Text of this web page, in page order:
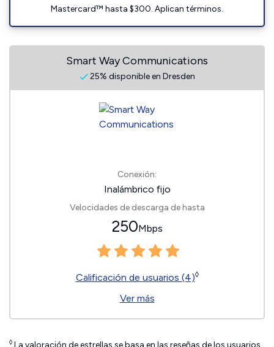
Mastercard™ hasta $300. Aplican términos.
Smart Way Communications
25% disponible en Dresden
Conexión:
Inalámbrico fijo
Velocidades de descarga de hasta
250Mbps
Calificación de usuarios (4)◊
Ver más
◊ La valoración de estrellas se basa en las reseñas de los usuarios